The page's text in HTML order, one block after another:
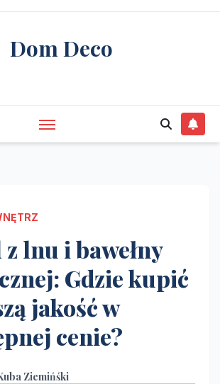
Dom Deco
lnu i bawełny
Gdzie kupić
jakość w
cenie?
Ziemińśki